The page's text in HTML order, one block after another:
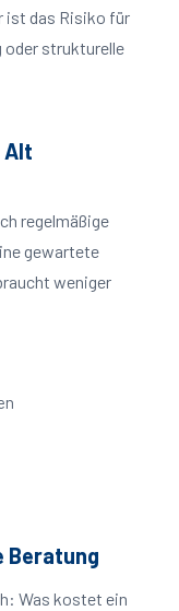
ist das Risiko für
oder strukturelle
Alt
regelmäßige
gewartete
weniger
Beratung
Was kostet ein